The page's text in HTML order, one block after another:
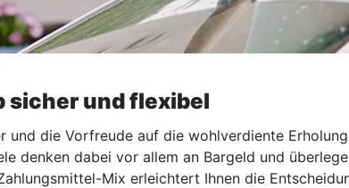
sicher und flexibel
und die Vorfreude auf die wohlverdiente
denken dabei vor allem an Bargeld und
Mix erleichtert Ihnen die